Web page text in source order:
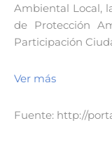
Ambiental Local,
de Protección
Participación
Ver más
Fuente: http://